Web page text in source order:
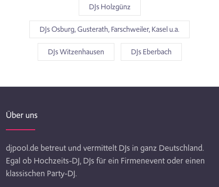
DJs Holzgünz
DJs Osburg, Gusterath, Farschweiler, Kasel u.a.
DJs Witzenhausen DJs Eberbach
Über uns
djpool.de betreut und vermittelt DJs in ganz Deutschland.
Egal ob Hochzeits-DJ, DJs für ein Firmenevent oder einen
klassischen Party-DJ.